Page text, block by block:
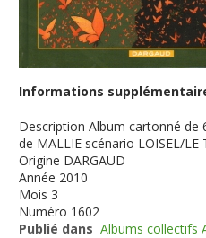
Informations
Description Album cartonné de
de MALLIE scénario LOISEL/LE
Origine DARGAUD
Année 2010
Mois 3
Numéro 1602
Publié dans Albums collectifs